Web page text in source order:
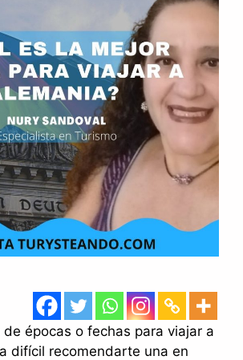
épocas o fechas para viajar a
difícil recomendarte una en